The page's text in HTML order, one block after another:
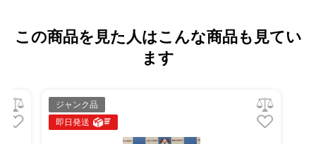
この商品を見た人はこんな商品も見てい
ます